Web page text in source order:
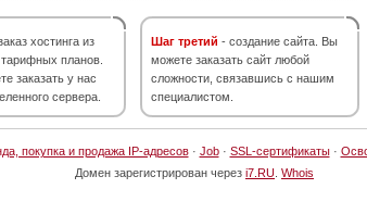
хостинга из
планов.
заказать у нас
сервера.
Шаг третий - создание сайта. Вы
можете заказать сайт любой
сложности, связавшись с нашим
специалистом.
покупка и продажа IP-адресов· Job· SSL-сертификаты·
Домен зарегистрирован через i7.RU Whois